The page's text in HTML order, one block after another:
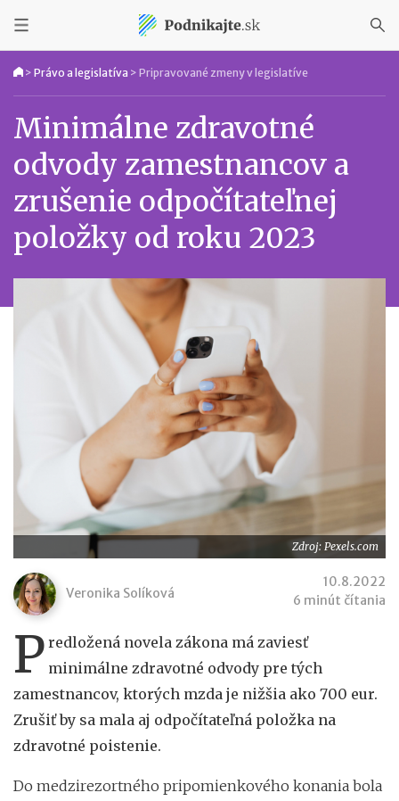
> Právo a legislatíva > Pripravované zmeny v legislatíve
Minimálne zdravotné
odvody zamestnancov a
zrušenie odpočítateľnej
položky od roku 2023
Zdroj: Pexels.com
Veronika Solíková
10.8.2022
6 minút čítania
P redložená novela zákona má zaviesť
minimálne zdravotné odvody pre tých
zamestnancov, ktorých mzda je nižšia ako 700 eur.
Zrušiť by sa mala aj odpočítateľná položka na
zdravotné poistenie.
Do medzirezortného pripomienkového konania bola